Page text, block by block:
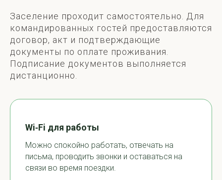
Заселение проходит самостоятельно. Для
командированных гостей предоставляются
договор, акт и подтверждающие
документы по оплате проживания.
Подписание документов выполняется
дистанционно.
Wi‑Fi для работы
Можно спокойно работать, отвечать на
письма, проводить звонки и оставаться на
связи во время поездки.